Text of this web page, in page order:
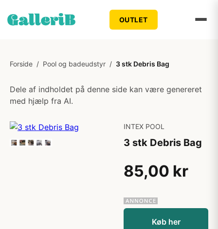
OUTLET
Forside / Pool og badeudstyr / 3 stk Debris Bag
Dele af indholdet på denne side kan være genereret
med hjælp fra AI.
INTEX POOL
3 stk Debris Bag
85,00 kr
Køb her